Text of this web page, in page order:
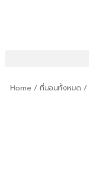
Home / ที่นอนทั้งหมด /